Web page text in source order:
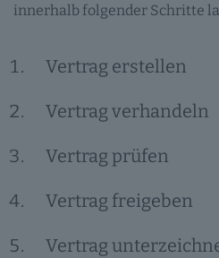
innerhalb folgender Schritte
Vertrag erstellen
Vertrag verhandeln
Vertrag prüfen
Vertrag freigeben
Vertrag